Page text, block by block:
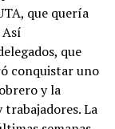
que quería
que
conquistar uno
y la
La